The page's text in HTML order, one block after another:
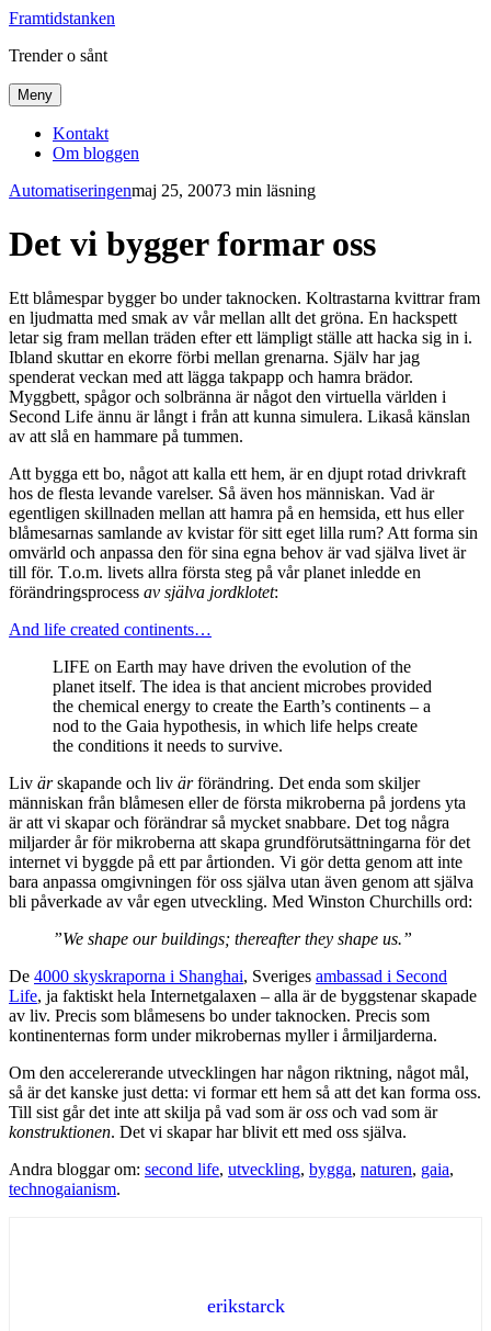
Framtidstanken
Trender o sånt
Meny
Kontakt
Om bloggen
Automatiseringenmaj 25, 20073 min läsning
Det vi bygger formar oss
Ett blåmespar bygger bo under taknocken. Koltrastarna kvittrar fram
en ljudmatta med smak av vår mellan allt det gröna. En hackspett
letar sig fram mellan träden efter ett lämpligt ställe att hacka sig in i.
Ibland skuttar en ekorre förbi mellan grenarna. Själv har jag
spenderat veckan med att lägga takpapp och hamra brädor.
Myggbett, spågor och solbränna är något den virtuella världen i
Second Life ännu är långt i från att kunna simulera. Likaså känslan
av att slå en hammare på tummen.
Att bygga ett bo, något att kalla ett hem, är en djupt rotad drivkraft
hos de flesta levande varelser. Så även hos människan. Vad är
egentligen skillnaden mellan att hamra på en hemsida, ett hus eller
blåmesarnas samlande av kvistar för sitt eget lilla rum? Att forma sin
omvärld och anpassa den för sina egna behov är vad själva livet är
till för. T.o.m. livets allra första steg på vår planet inledde en
förändringsprocess av själva jordklotet:
And life created continents…
LIFE on Earth may have driven the evolution of the
planet itself. The idea is that ancient microbes provided
the chemical energy to create the Earth’s continents – a
nod to the Gaia hypothesis, in which life helps create
the conditions it needs to survive.
Liv ärskapande och liv ärförändring. Det enda som skiljer
människan från blåmesen eller de första mikroberna på jordens yta
är att vi skapar och förändrar så mycket snabbare. Det tog några
miljarder år för mikroberna att skapa grundförutsättningarna för det
internet vi byggde på ett par årtionden. Vi gör detta genom att inte
bara anpassa omgivningen för oss själva utan även genom att själva
bli påverkade av vår egen utveckling. Med Winston Churchills ord:
”We shape our buildings; thereafter they shape us.”
De 4000 skyskraporna i Shanghai, Sveriges ambassad i Second
Life, ja faktiskt hela Internetgalaxen – alla är de byggstenar skapade
av liv. Precis som blåmesens bo under taknocken. Precis som
kontinenternas form under mikrobernas myller i årmiljarderna.
Om den accelererande utvecklingen har någon riktning, något mål,
så är det kanske just detta: vi formar ett hem så att det kan forma oss.
Till sist går det inte att skilja på vad som äross och vad som är
konstruktionen. Det vi skapar har blivit ett med oss själva.
Andra bloggar om: second life, utveckling, bygga, naturen, gaia,
technogaianism.
erikstarck